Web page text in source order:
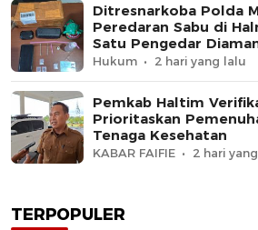
Ditresnarkoba Polda
Peredaran Sabu di
Satu Pengedar
Hukum 2 hari yang lalu
Pemkab Haltim
Prioritaskan
Tenaga Kesehatan
KABAR FAIFIE 2 hari
TERPOPULER